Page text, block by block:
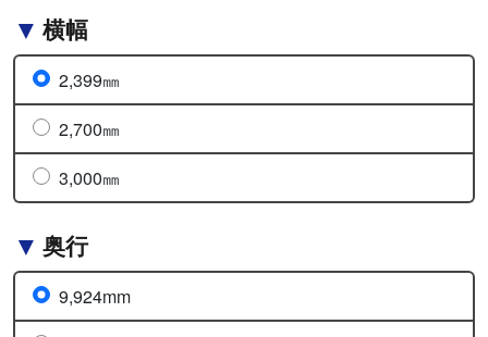
横幅
2,399㎜
2,700㎜
3,000㎜
奥行
9,924mm